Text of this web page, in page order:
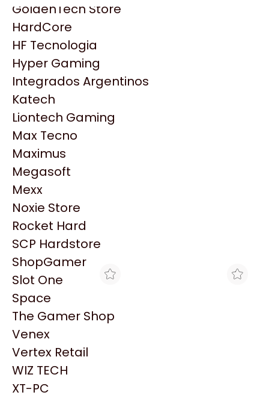
HP
HyperX
INNO3D
Intel
Kingston
Lenovo
Logitech
MSI
NVIDIA GeForce
NZXT
PNY
Palit
Philips
PowerColor
Razer
Redragon
Samsung
Sandisk
Sapphire
Seagate
Sentey
Solarmax
GoldenTech Store
HardCore
HF Tecnologia
Hyper Gaming
Integrados Argentinos
Katech
Liontech Gaming
Max Tecno
Maximus
Megasoft
Mexx
Noxie Store
Rocket Hard
SCP Hardstore
ShopGamer
Slot One
Space
The Gamer Shop
Venex
Vertex Retail
WIZ TECH
XT-PC
Productos
Similares
Explorá más productos similares
SCP HARDSTORE
PLACA DE VIDEO ASROCK
CHALLENGER 16GB
$1.264.518